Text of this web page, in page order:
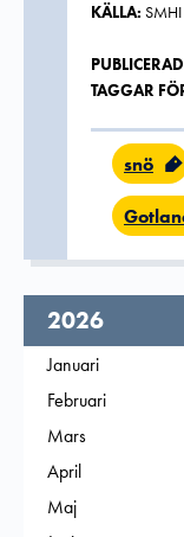
KÄLLA: SMHI
TAGGAR
snö
År,
2026
Filtrera på
Januari
Filtrera på
Februari
Filtrera på
Mars
Filtrera på
April
Filtrera på
Maj